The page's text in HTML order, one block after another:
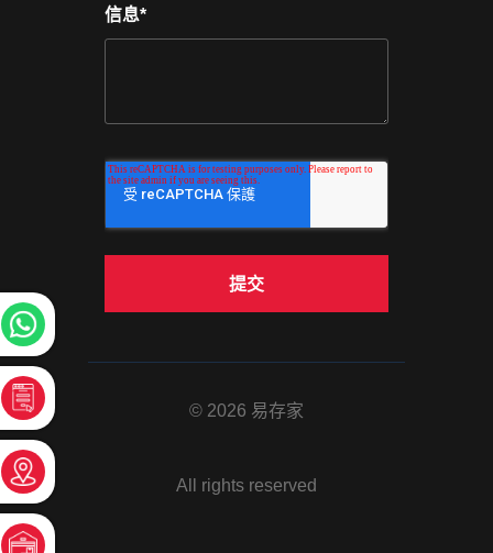
信息*
© 2026 易存家
All rights reserved